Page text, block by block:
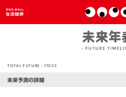
TOTAL FUTURE :17033
未来予測の詳細